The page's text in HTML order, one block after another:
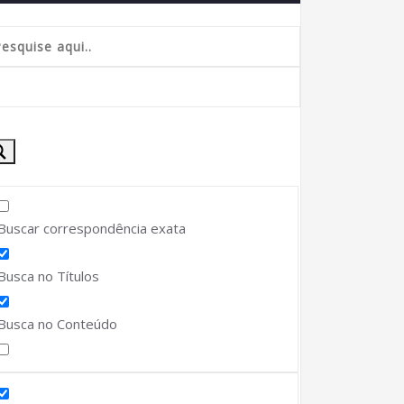
correspondência exata
no Títulos
no Conteúdo